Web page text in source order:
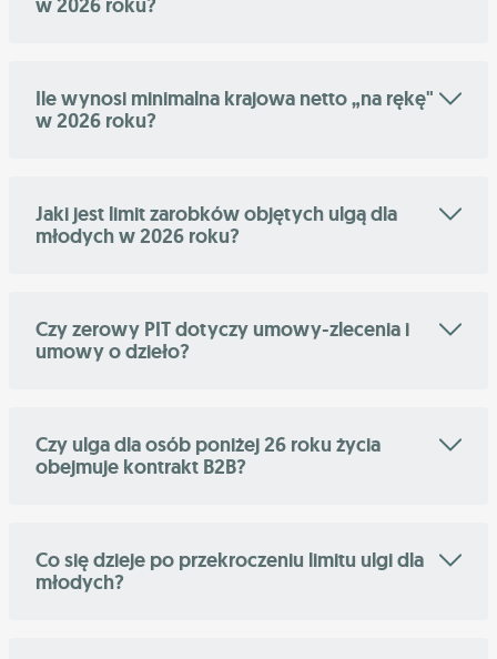
w 2026 roku?
Ile wynosi minimalna krajowa netto „na rękę"
w 2026 roku?
Jaki jest limit zarobków objętych ulgą dla
młodych w 2026 roku?
Czy zerowy PIT dotyczy umowy-zlecenia i
umowy o dzieło?
Czy ulga dla osób poniżej 26 roku życia
obejmuje kontrakt B2B?
Co się dzieje po przekroczeniu limitu ulgi dla
młodych?